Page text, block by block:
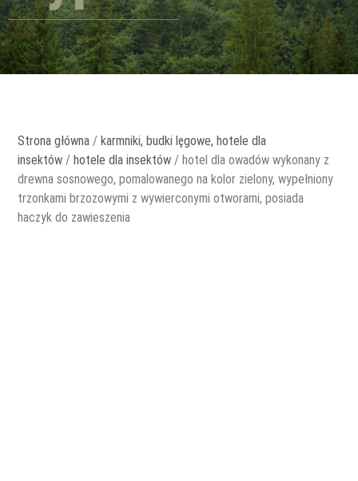
Strona główna / karmniki, budki lęgowe, hotele dla
insektów / hotele dla insektów / hotel dla owadów wykonany z
drewna sosnowego, pomalowanego na kolor zielony, wypełniony
trzonkami brzozowymi z wywierconymi otworami, posiada
haczyk do zawieszenia